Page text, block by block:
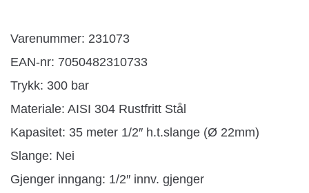
Varenummer: 231073
EAN-nr: 7050482310733
Trykk: 300 bar
Materiale: AISI 304 Rustfritt Stål
Kapasitet: 35 meter 1/2″ h.t.slange (Ø 22mm)
Slange: Nei
Gjenger inngang: 1/2″ innv. gjenger